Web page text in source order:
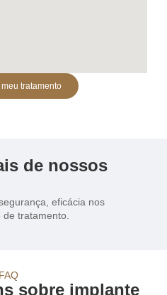
tratamento
de nossos
eficácia nos
de tratamento.
FAQ
sobre implante